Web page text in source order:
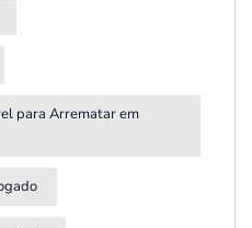
para Arrematar em